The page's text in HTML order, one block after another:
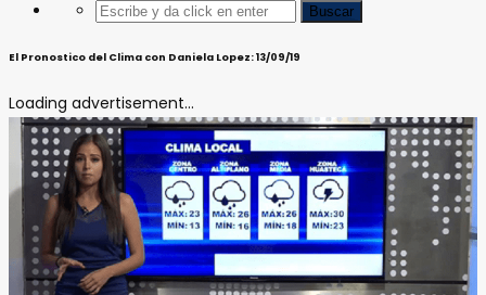
El Pronostico del Clima con Daniela Lopez: 13/09/19
Loading advertisement...